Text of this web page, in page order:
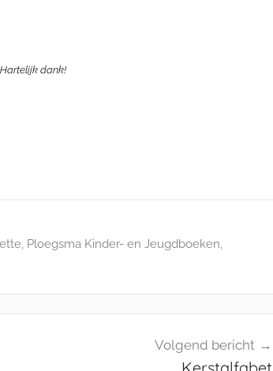
Hartelijk dank!
, Ploegsma Kinder- en Jeugdboeken,
Volgend bericht